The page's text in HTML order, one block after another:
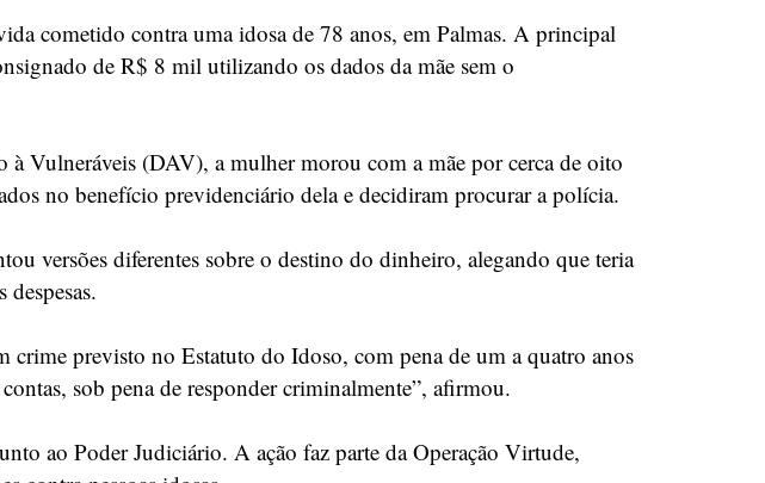
cometido contra uma idosa de 78 anos, em Palmas. A principal
de R$ 8 mil utilizando os dados da mãe sem o
à Vulneráveis (DAV), a mulher morou com a mãe por cerca de oito
no benefício previdenciário dela e decidiram procurar a polícia.
versões diferentes sobre o destino do dinheiro, alegando que teria
crime previsto no Estatuto do Idoso, com pena de um a quatro anos
sob pena de responder criminalmente”, afirmou.
ao Poder Judiciário. A ação faz parte da Operação Virtude,